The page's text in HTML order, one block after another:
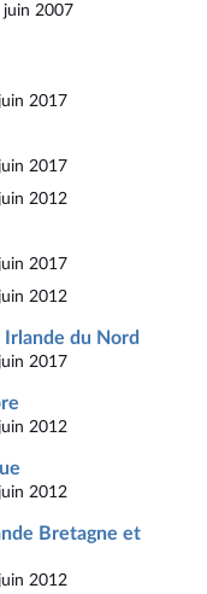
juin 2007
2017
2017
2012
2017
2012
du Nord
2017
2012
2012
Bretagne et
2012